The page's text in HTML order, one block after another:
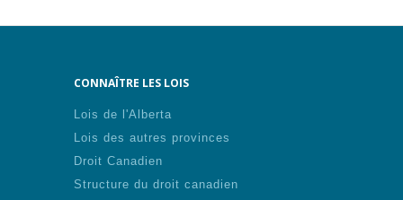
CONNAÎTRE LES LOIS
Lois de l'Alberta
Lois des autres provinces
Droit Canadien
Structure du droit canadien